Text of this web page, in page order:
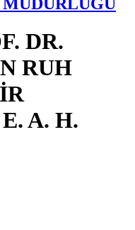
DR.
RUH
A. H.